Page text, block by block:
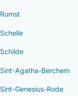
Rumst
Schelle
Schilde
Sint-Agatha-Berchem
Sint-Genesius-Rode